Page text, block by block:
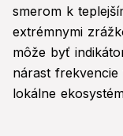
smerom k
extrémnymi
môže byť
nárast
lokálne